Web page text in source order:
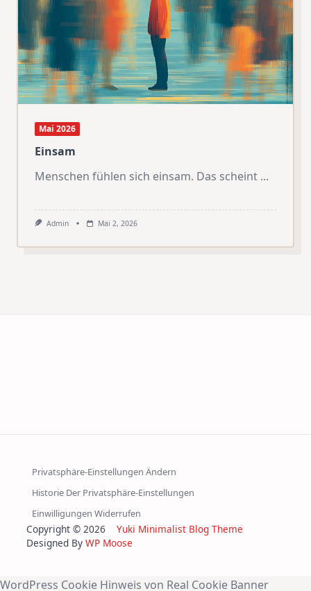
Mai 2026
Einsam
Menschen fühlen sich einsam. Das scheint ...
Admin Mai 2, 2026
Privatsphäre-Einstellungen Ändern
Historie Der Privatsphäre-Einstellungen
Einwilligungen Widerrufen
Copyright © 2026 Yuki Minimalist Blog Theme
Designed By WP Moose
WordPress Cookie Hinweis von Real Cookie Banner